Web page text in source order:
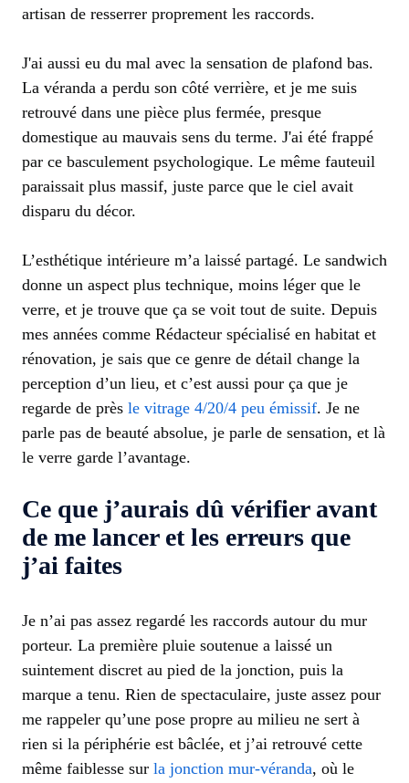
artisan de resserrer proprement les raccords.
J'ai aussi eu du mal avec la sensation de plafond bas.
La véranda a perdu son côté verrière, et je me suis
retrouvé dans une pièce plus fermée, presque
domestique au mauvais sens du terme. J'ai été frappé
par ce basculement psychologique. Le même fauteuil
paraissait plus massif, juste parce que le ciel avait
disparu du décor.
L’esthétique intérieure m’a laissé partagé. Le sandwich
donne un aspect plus technique, moins léger que le
verre, et je trouve que ça se voit tout de suite. Depuis
mes années comme Rédacteur spécialisé en habitat et
rénovation, je sais que ce genre de détail change la
perception d’un lieu, et c’est aussi pour ça que je
regarde de près le vitrage 4/20/4 peu émissif. Je ne
parle pas de beauté absolue, je parle de sensation, et là
le verre garde l’avantage.
Ce que j’aurais dû vérifier avant
de me lancer et les erreurs que
j’ai faites
Je n’ai pas assez regardé les raccords autour du mur
porteur. La première pluie soutenue a laissé un
suintement discret au pied de la jonction, puis la
marque a tenu. Rien de spectaculaire, juste assez pour
me rappeler qu’une pose propre au milieu ne sert à
rien si la périphérie est bâclée, et j’ai retrouvé cette
même faiblesse sur la jonction mur-véranda, où le